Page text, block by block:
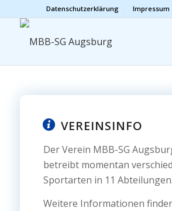
Datenschutzerklärung Impressum
VEREINSINFO
Der Verein MBB-SG
betreibt momentan
Sportarten in 11 Abteilungen.
Weitere Informationen